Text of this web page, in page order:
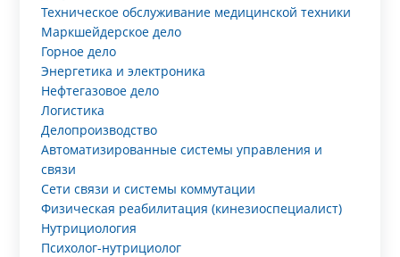
Техническое обслуживание медицинской техники
Маркшейдерское дело
Горное дело
Энергетика и электроника
Нефтегазовое дело
Логистика
Делопроизводство
Автоматизированные системы управления и
связи
Сети связи и системы коммутации
Физическая реабилитация (кинезиоспециалист)
Нутрициология
Психолог-нутрициолог